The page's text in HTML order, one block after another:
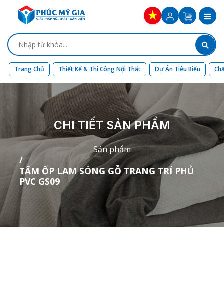
Trang Chủ Thiết Kế & Thi Công Nội Thất Dự Án Tiêu Biểu
CHI TIẾT SẢN PHẨM
Sản phẩm
TẤM ỐP LAM SÓNG GỖ TRANG TRÍ PHỦ
PVC GS09